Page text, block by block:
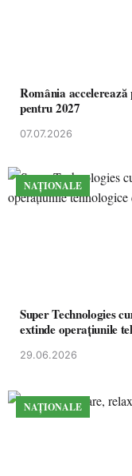
România
pentru 2027
07.07.2026
NAȚIONALE
Super Technologies
extinde operațiunile
29.06.2026
NAȚIONALE